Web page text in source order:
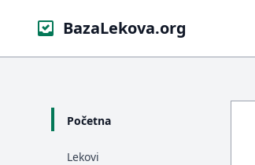
BazaLekova.org
Početna
Lekovi